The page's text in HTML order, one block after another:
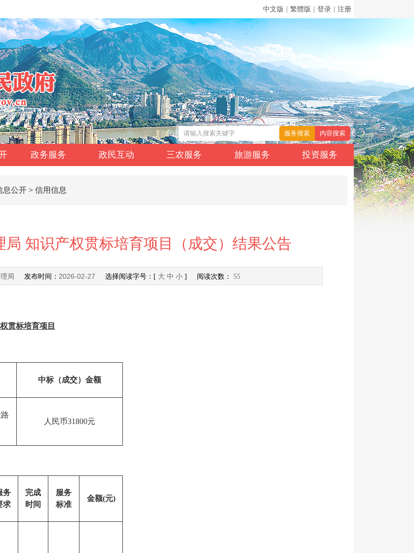
中文版 繁體版 登录 注册
政务服务 政民互动 三农服务 旅游服务 投资服务
息公开 > 信用信息
局 知识产权贯标培育项目（成交）结果公告
局 发布时间： 2026-02-27 选择阅读字号：[ 大 中 小 ] 阅读次数： 55
贯标培育项目
中标（成交）金额
人民币31800元
务
求
完成
时间
服务
标准
金额(元)